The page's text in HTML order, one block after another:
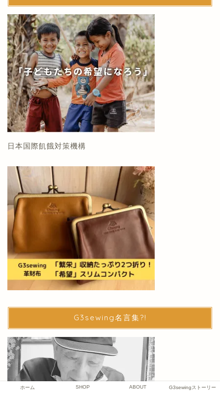
日本国際飢餓対策機構
G3sewing名言集?!
ホーム SHOP ABOUT G3sewingストーリー